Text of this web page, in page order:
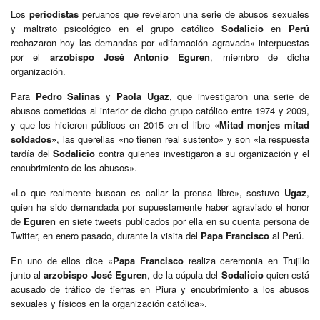
Los periodistasperuanos que revelaron una serie de abusos sexuales
y maltrato psicológico en el grupo católico Sodalicioen Perú
rechazaron hoy las demandas por «difamación agravada» interpuestas
por el arzobispo José Antonio Eguren, miembro de dicha
organización.
Para Pedro Salinas y Paola Ugaz, que investigaron una serie de
abusos cometidos al interior de dicho grupo católico entre 1974 y 2009,
y que los hicieron públicos en 2015 en el libro «Mitad monjes mitad
soldados», las querellas «no tienen real sustento» y son «la respuesta
tardía delSodalicio contra quienes investigaron a su organización y el
encubrimiento de los abusos».
«Lo que realmente buscan es callar la prensa libre», sostuvo Ugaz,
quien ha sido demandada por supuestamente haber agraviado el honor
de Eguren en siete tweets publicados por ella en su cuenta persona de
Twitter, en enero pasado, durante la visita del Papa Francisco al Perú.
En uno de ellos dice «Papa Franciscorealiza ceremonia en Trujillo
junto alarzobispo José Eguren, de la cúpula del Sodalicioquien está
acusado de tráfico de tierras en Piura y encubrimiento a los abusos
sexuales y físicos en la organización católica».